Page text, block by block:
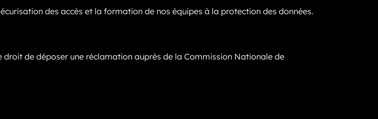
des accès et la formation de nos équipes à la protection des données.
de déposer une réclamation auprès de la Commission Nationale de